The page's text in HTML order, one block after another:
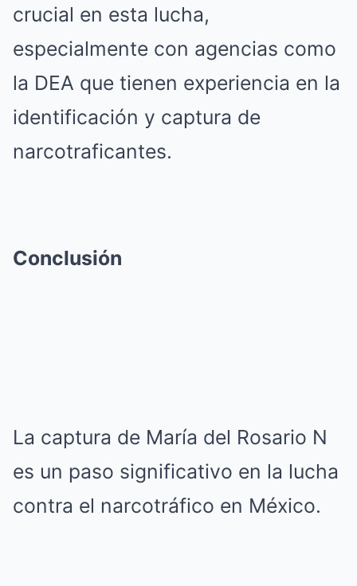
crucial en esta lucha,
especialmente con agencias como
la DEA que tienen experiencia en la
identificación y captura de
narcotraficantes.
Conclusión
La captura de María del Rosario N
es un paso significativo en la lucha
contra el narcotráfico en México.